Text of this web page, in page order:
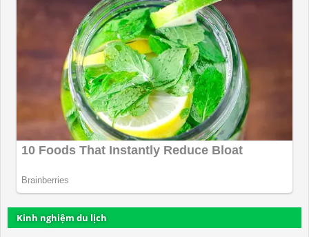
Kinh nghiệm du lịch